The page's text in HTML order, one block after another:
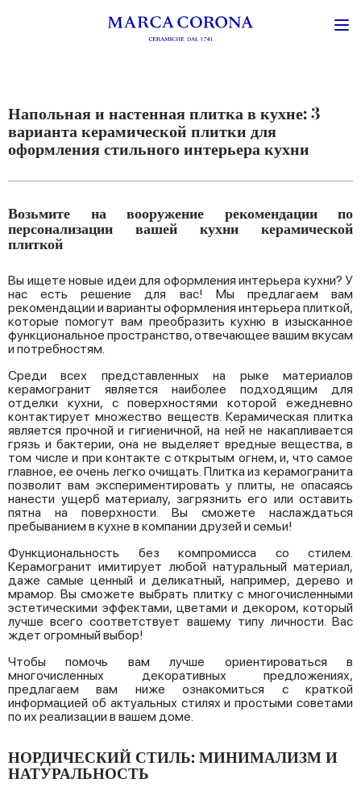
Напольная и настенная плитка в кухне: 3
варианта керамической плитки для
оформления стильного интерьера кухни
Возьмите на вооружение рекомендации по
персонализации вашей кухни керамической
плиткой
Вы ищете новые идеи для оформления интерьера кухни? У
нас есть решение для вас! Мы предлагаем вам
рекомендации и варианты оформления интерьера плиткой,
которые помогут вам преобразить кухню в изысканное
функциональное пространство, отвечающее вашим вкусам
и потребностям.
Среди всех представленных на рыке материалов
керамогранит является наиболее подходящим для
отделки кухни, с поверхностями которой ежедневно
контактирует множество веществ. Керамическая плитка
является прочной и гигиеничной, на ней не накапливается
грязь и бактерии, она не выделяет вредные вещества, в
том числе и при контакте с открытым огнем, и, что самое
главное, ее очень легко очищать. Плитка из керамогранита
позволит вам экспериментировать у плиты, не опасаясь
нанести ущерб материалу, загрязнить его или оставить
пятна на поверхности. Вы сможете наслаждаться
пребыванием в кухне в компании друзей и семьи!
Функциональность без компромисса со стилем.
Керамогранит имитирует любой натуральный материал,
даже самые ценный и деликатный, например, дерево и
мрамор. Вы сможете выбрать плитку с многочисленными
эстетическими эффектами, цветами и декором, который
лучше всего соответствует вашему типу личности. Вас
ждет огромный выбор!
Чтобы помочь вам лучше ориентироваться в
многочисленных декоративных предложениях,
предлагаем вам ниже ознакомиться с краткой
информацией об актуальных стилях и простыми советами
по их реализации в вашем доме.
НОРДИЧЕСКИЙ СТИЛЬ: МИНИМАЛИЗМ И
НАТУРАЛЬНОСТЬ